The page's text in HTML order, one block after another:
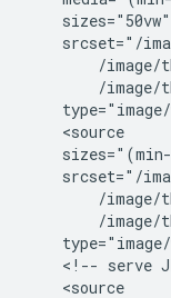
    sizes="50vw"
srcset="/
/image/
/image/
    <source
srcset="/
/image/
/image/
<!-- serve
    <source